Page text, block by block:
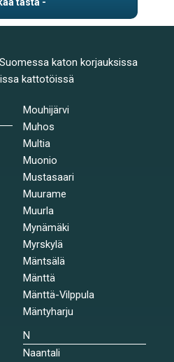
katon korjauksissa
kattotöissä
Mouhijärvi
Muhos
Multia
Muonio
Mustasaari
Muurame
Muurla
Mynämäki
Myrskylä
Mäntsälä
Mänttä
Mänttä-Vilppula
Mäntyharju
N
Naantali